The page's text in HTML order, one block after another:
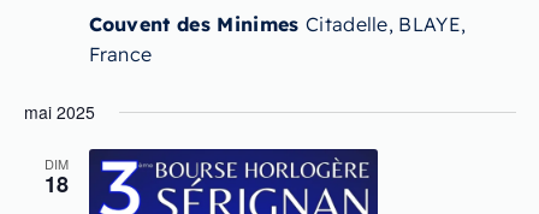
Couvent des Minimes Citadelle, BLAYE,
France
mai 2025
DIM
18